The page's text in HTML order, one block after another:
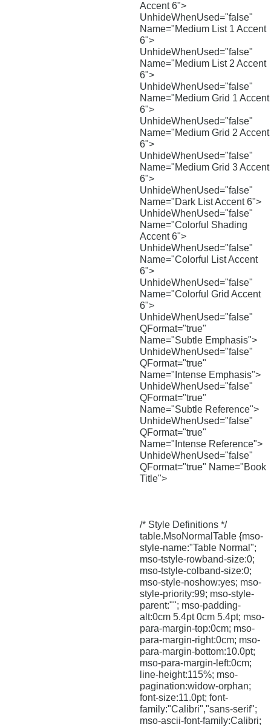
Accent 6">
UnhideWhenUsed="false"
Name="Medium List 1 Accent
6">
UnhideWhenUsed="false"
Name="Medium List 2 Accent
6">
UnhideWhenUsed="false"
Name="Medium Grid 1 Accent
6">
UnhideWhenUsed="false"
Name="Medium Grid 2 Accent
6">
UnhideWhenUsed="false"
Name="Medium Grid 3 Accent
6">
UnhideWhenUsed="false"
Name="Dark List Accent 6">
UnhideWhenUsed="false"
Name="Colorful Shading
Accent 6">
UnhideWhenUsed="false"
Name="Colorful List Accent
6">
UnhideWhenUsed="false"
Name="Colorful Grid Accent
6">
UnhideWhenUsed="false"
QFormat="true"
Name="Subtle Emphasis">
UnhideWhenUsed="false"
QFormat="true"
Name="Intense Emphasis">
UnhideWhenUsed="false"
QFormat="true"
Name="Subtle Reference">
UnhideWhenUsed="false"
QFormat="true"
Name="Intense Reference">
UnhideWhenUsed="false"
QFormat="true" Name="Book
Title">
/* Style Definitions */
table.MsoNormalTable {mso-
style-name:"Table Normal";
mso-tstyle-rowband-size:0;
mso-tstyle-colband-size:0;
mso-style-noshow:yes; mso-
style-priority:99; mso-style-
parent:""; mso-padding-
alt:0cm 5.4pt 0cm 5.4pt; mso-
para-margin-top:0cm; mso-
para-margin-right:0cm; mso-
para-margin-bottom:10.0pt;
mso-para-margin-left:0cm;
line-height:115%; mso-
pagination:widow-orphan;
font-size:11.0pt; font-
family:"Calibri","sans-serif";
mso-ascii-font-family:Calibri;